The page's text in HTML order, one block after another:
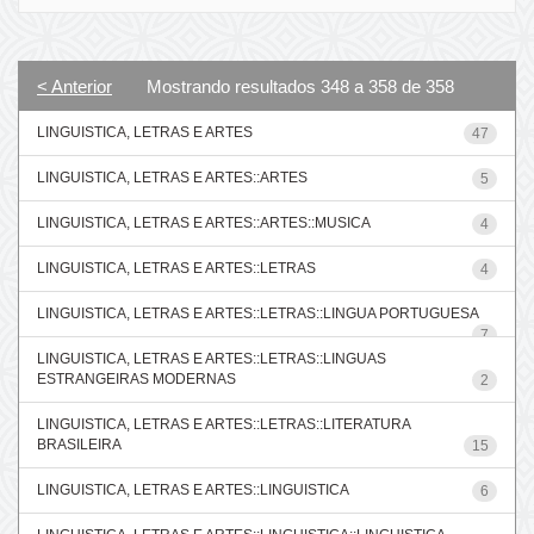
Mostrando resultados 348 a 358 de 358
< Anterior
LINGUISTICA, LETRAS E ARTES 47
LINGUISTICA, LETRAS E ARTES::ARTES 5
LINGUISTICA, LETRAS E ARTES::ARTES::MUSICA 4
LINGUISTICA, LETRAS E ARTES::LETRAS 4
LINGUISTICA, LETRAS E ARTES::LETRAS::LINGUA PORTUGUESA
7
LINGUISTICA, LETRAS E ARTES::LETRAS::LINGUAS
ESTRANGEIRAS MODERNAS
2
LINGUISTICA, LETRAS E ARTES::LETRAS::LITERATURA
BRASILEIRA
15
LINGUISTICA, LETRAS E ARTES::LINGUISTICA 6